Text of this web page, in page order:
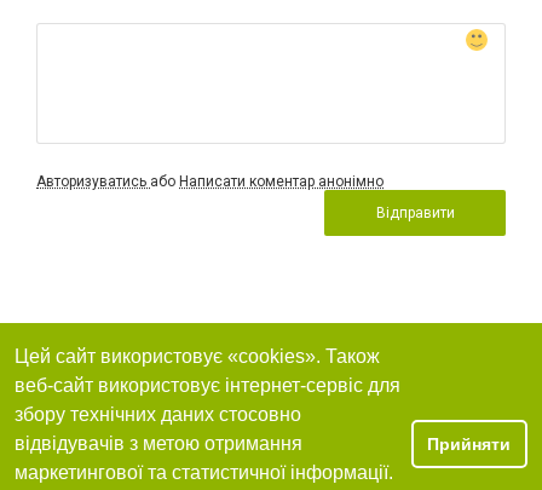
Авторизуватись або Написати коментар анонімно
Відправити
Цей сайт використовує «cookies». Також
веб-сайт використовує інтернет-сервіс для
збору технічних даних стосовно
відвідувачів з метою отримання
маркетингової та статистичної інформації.
Прийняти